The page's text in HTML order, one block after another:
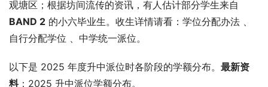
BAND 2 的小六毕业生。收生详情请看：学位分配办法 、
自行分配学位 、中学统一派位。
以下是 2025 年度升中派位时各阶段的学额分布。 最新资
料：2025 升中派位学额分布。